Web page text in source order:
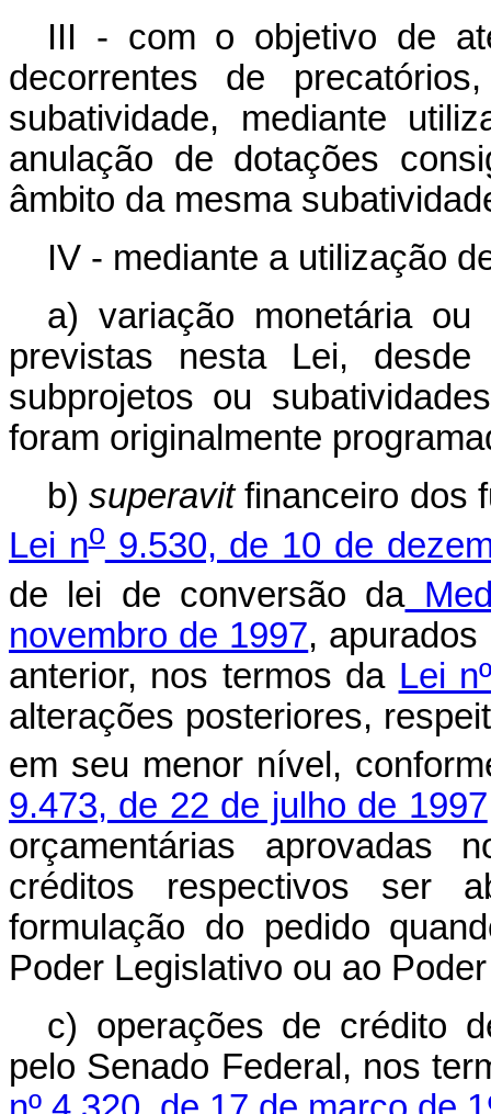
III - com o objetivo de
decorrentes de
subatividade, mediante
anulação de dotações
âmbito da mesma
IV - mediante a utilização
a) variação monetária
previstas nesta Lei,
subprojetos ou
foram originalmente
b) superavitfinanceiro dos
Lei no9.530, de 10 de
de lei de conversão da
novembro de 1997,
anterior, nos termos da Lei
alterações posteriores,
em seu menor nível,
9.473, de 22 de julho de 1997
orçamentárias aprovadas
créditos respectivos ser
formulação do pedido
Poder Legislativo ou ao
c) operações de crédito
pelo Senado Federal, nos